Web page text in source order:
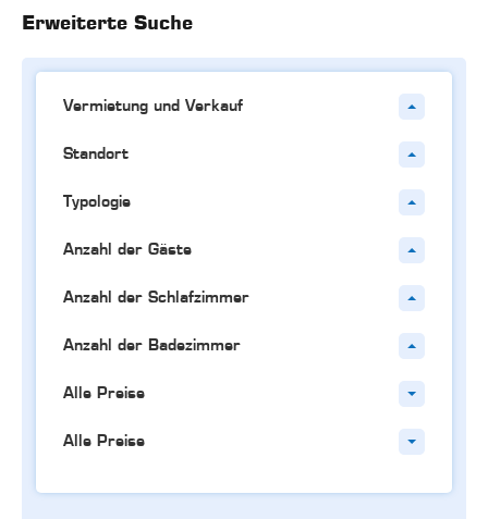
Erweiterte Suche
Vermietung und Verkauf
Standort
Typologie
Anzahl der Gäste
Anzahl der Schlafzimmer
Anzahl der Badezimmer
Alle Preise
Alle Preise